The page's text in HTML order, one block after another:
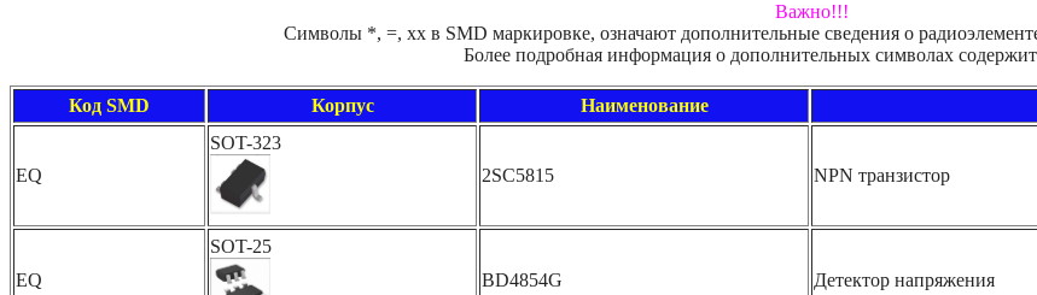
Важно!!!
Символы *, =, xx в SMD маркировке, означают дополнительные сведения о
Более подробная информация о дополнительных символах
Код SMD Корпус Наименование
EQ
SOT-323
2SC5815
NPN транзистор
EQ
SOT-25
BD4854G
Детектор напряжения